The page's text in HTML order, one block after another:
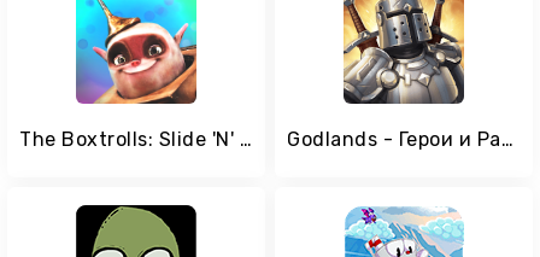
The Boxtrolls: Slide 'N' Sneak Godlands - Герои и Разрушители Меча и Магии Онлайн